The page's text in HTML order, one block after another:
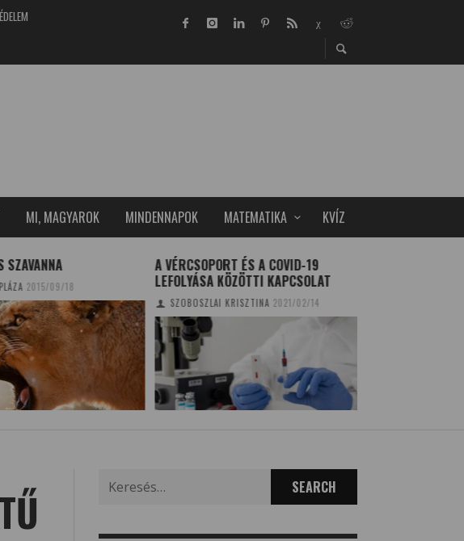
MI, MAGYAROK MINDENNAPOK MATEMATIKA KVÍZ
2015/09/18
A VÉRCSOPORT ÉS A COVID-19
LEFOLYÁSA KÖZÖTTI KAPCSOLAT
SZOBOSZLAI KRISZTINA 2021/02/14
for: